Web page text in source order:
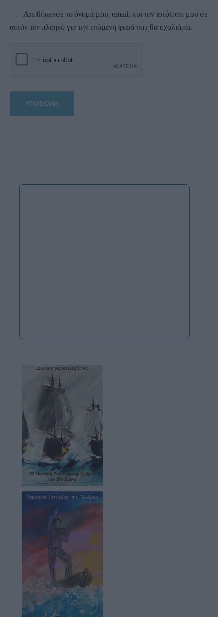
Αποθήκευσε το όνομά μου, email, και τον ιστότοπο μου σε
αυτόν τον πλοηγό για την επόμενη φορά που θα σχολιάσω.